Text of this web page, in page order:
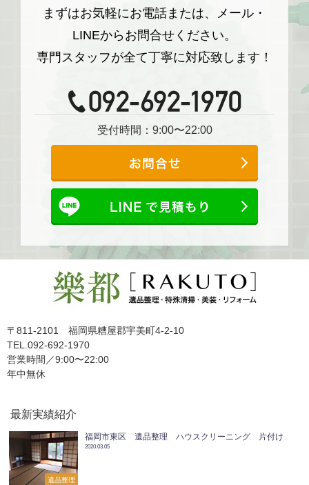
まずはお気軽にお電話または、メール・
LINEからお問合せください。
専門スタッフが全て丁寧に対応致します！
受付時間：9:00〜22:00
〒811-2101 福岡県糟屋郡宇美町4-2-10
TEL.092-692-1970
営業時間／9:00〜22:00
年中無休
最新実績紹介
遺品整理
福岡市東区 遺品整理 ハウスクリーニング 片付け
2020.03.05